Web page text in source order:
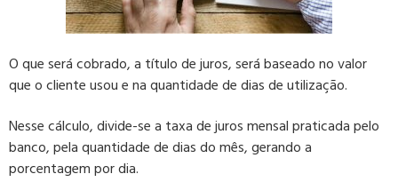
O que será cobrado, a título de juros, serábaseado no valor
que o cliente usou e na quantidade de dias de utilização.
Nesse cálculo, divide-se a taxa de juros mensal praticada pelo
banco, pela quantidade de dias do mês, gerando a
porcentagem por dia.